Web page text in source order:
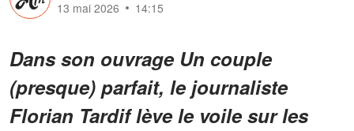
13 mai 2026
14:15
Dans son ouvrage Un couple
(presque) parfait, le journaliste
Florian Tardif lève le voile sur les